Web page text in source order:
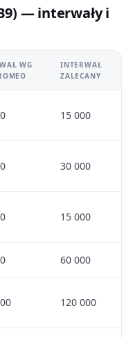
— interwały i
WG
INTERWAŁ
ZALECANY
15 000
30 000
15 000
60 000
120 000